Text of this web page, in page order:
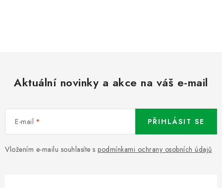
Aktuální novinky a akce na váš e-mail
E-mail
Vložením e-mailu souhlasíte s podmínkami ochrany osobních údajů
PŘIHLÁSIT SE